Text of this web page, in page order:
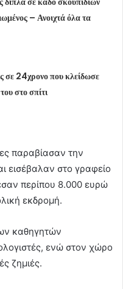
– Ανοιχτά όλα τα
σε 24χρονο που κλείδωσε
στο σπίτι
παραβίασαν την
εισέβαλαν στο γραφείο
περίπου 8.000 ευρώ
εκδρομή.
καθηγητών
ενώ στον χώρο
ζημιές.